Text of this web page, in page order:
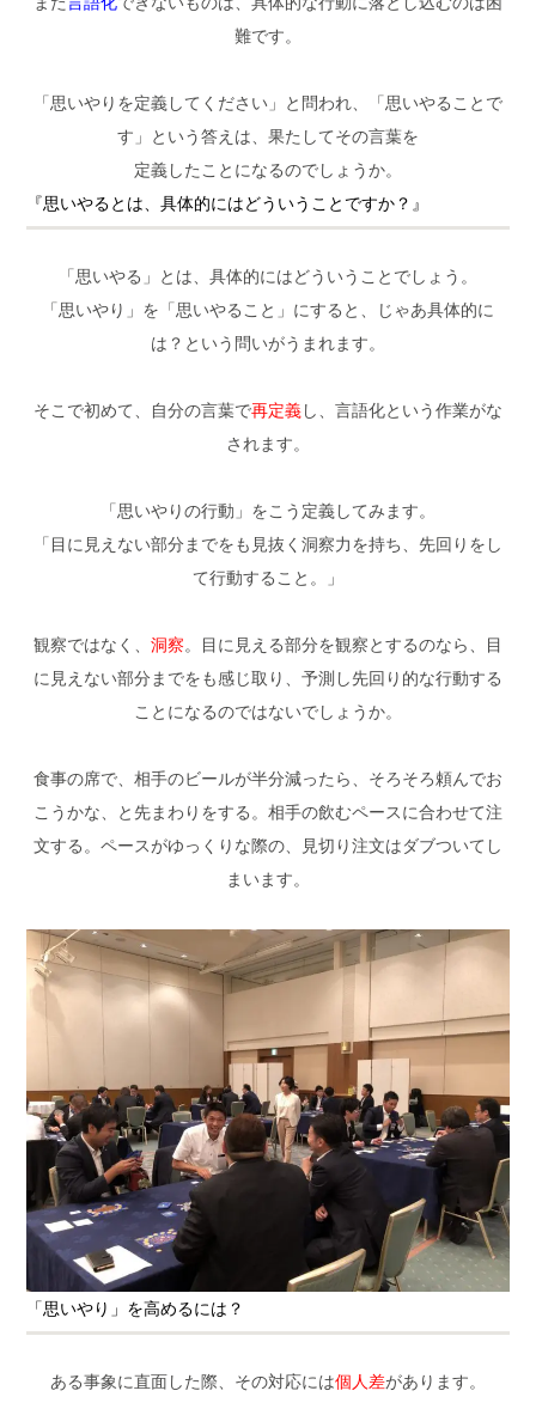
難です。
「思いやりを定義してください」と問われ、「思いやることで
す」という答えは、果たしてその言葉を
定義したことになるのでしょうか。
『思いやるとは、具体的にはどういうことですか？』
「思いやる」とは、具体的にはどういうことでしょう。
「思いやり」を「思いやること」にすると、じゃあ具体的に
は？という問いがうまれます。
そこで初めて、自分の言葉で再定義し、言語化という作業がな
されます。
「思いやりの行動」をこう定義してみます。
「目に見えない部分までをも見抜く洞察力を持ち、先回りをし
て行動すること。」
観察ではなく、 洞察。目に見える部分を観察とするのなら、目
に見えない部分までをも感じ取り、予測し先回り的な行動する
ことになるのではないでしょうか。
食事の席で、相手のビールが半分減ったら、そろそろ頼んでお
こうかな、と先まわりをする。相手の飲むペースに合わせて注
文する。ペースがゆっくりな際の、見切り注文はダブついてし
まいます。
「思いやり」を高めるには？
ある事象に直面した際、その対応には個人差があります。